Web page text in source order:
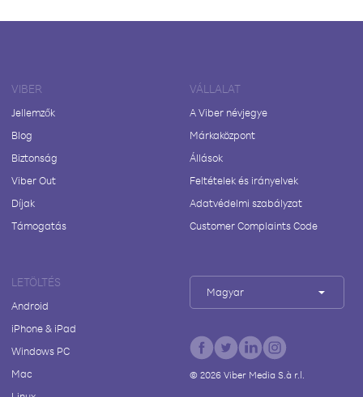
VIBER
Jellemzők
Blog
Biztonság
Viber Out
Díjak
Támogatás
VÁLLALAT
A Viber névjegye
Márkaközpont
Állások
Feltételek és irányelvek
Adatvédelmi szabályzat
Customer Complaints Code
LETÖLTÉS
Android
iPhone & iPad
Windows PC
Mac
Magyar
© 2026Viber Media S.à r.l.